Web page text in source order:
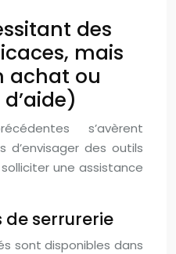
des
mais
achat ou
s’avèrent
des outils
une assistance
de serrurerie
sont disponibles dans